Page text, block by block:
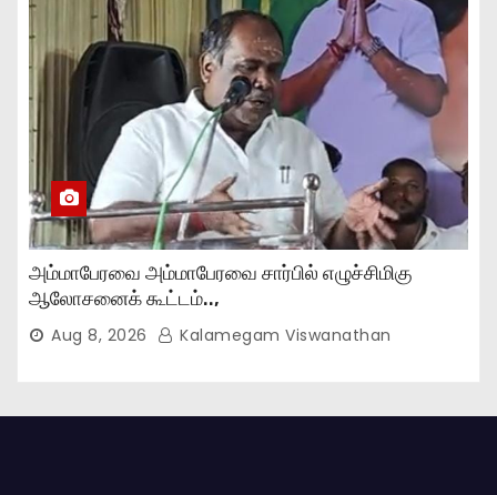
அம்மாபேரவை அம்மாபேரவை சார்பில் எழுச்சிமிகு
ஆலோசனைக் கூட்டம்..,
Aug 8, 2026 Kalamegam Viswanathan